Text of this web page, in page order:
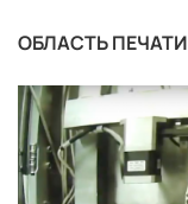
ОБЛАСТЬ ПЕЧАТИ